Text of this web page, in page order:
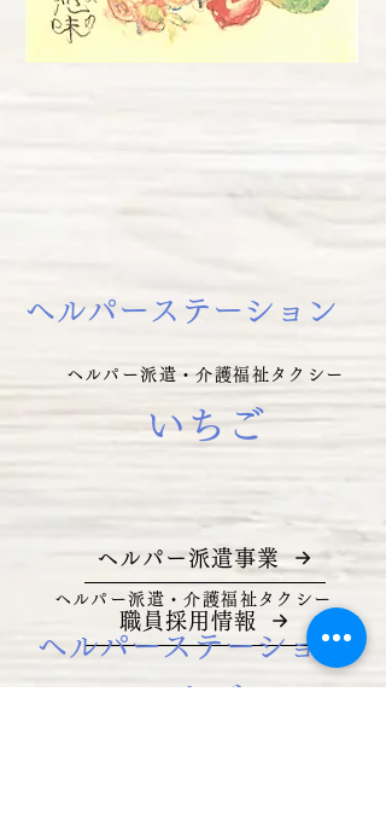
ヘルパーステーション
いちご
ヘルパー派遣・介護福祉タクシー
ヘルパー派遣事業
職員採用情報
ヘルパーステーション
ヘルパー派遣・介護福祉タクシー